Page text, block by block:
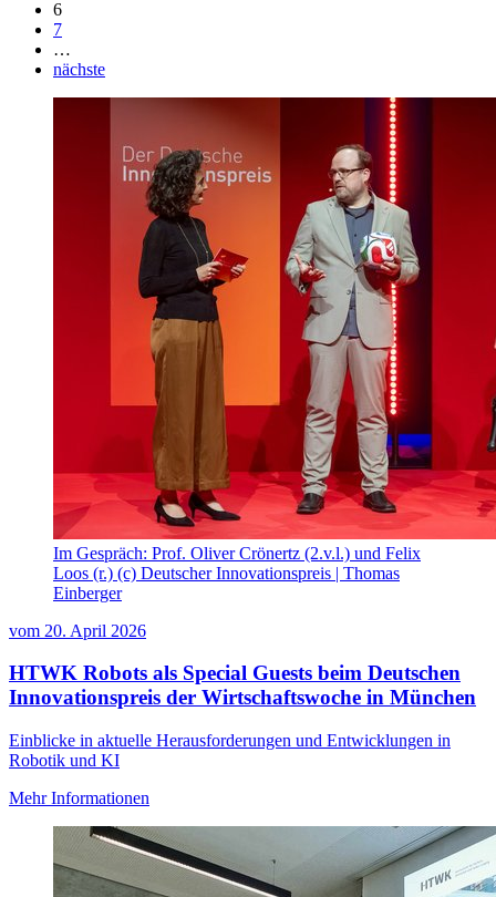
6
7
…
nächste
Im Gespräch: Prof. Oliver Crönertz (2.v.l.) und Felix
Loos (r.) (c) Deutscher Innovationspreis | Thomas
Einberger
vom 20. April 2026
HTWK Robots als Special Guests beim Deutschen
Innovationspreis der Wirtschaftswoche in München
Einblicke in aktuelle Herausforderungen und Entwicklungen in
Robotik und KI
Mehr Informationen